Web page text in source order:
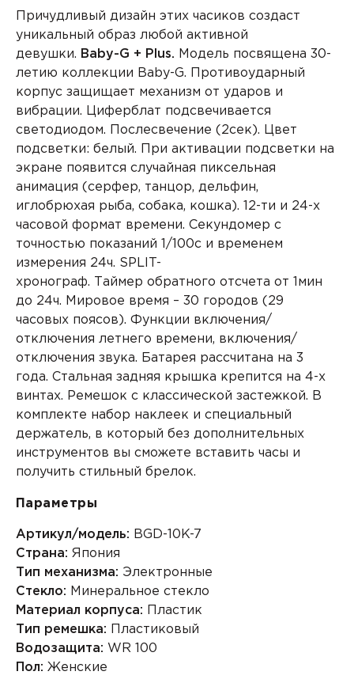
Причудливый дизайн этих часиков создаст
уникальный образ любой активной
девушки. Baby-G + Plus. Модель посвящена 30-
летию коллекции Baby-G.
Противоударный
корпус защищает механизм от ударов и
вибрации. Циферблат подсвечивается
светодиодом. Послесвечение (2сек). Цвет
подсветки: белый. При активации подсветки на
экране появится случайная пиксельная
анимация (серфер, танцор, дельфин,
иглобрюхая рыба, собака, кошка).
12-ти и 24-х
часовой формат времени. Секундомер с
точностью показаний 1/100с и временем
измерения 24ч. SPLIT-
хронограф.
Таймер обратного отсчета от 1мин
до 24ч. Мировое время – 30 городов (29
часовых поясов). Функции включения/
отключения летнего времени, включения/
отключения звука. Батарея рассчитана на 3
года. Стальная задняя крышка крепится на 4-х
винтах. Ремешок с классической застежкой. В
комплекте набор наклеек и специальный
держатель, в который без дополнительных
инструментов вы сможете вставить часы и
получить стильный брелок.
Параметры
Артикул/модель: BGD-10K-7
Страна: Япония
Тип механизма: Электронные
Стекло: Минеральное стекло
Материал корпуса: Пластик
Тип ремешка: Пластиковый
Водозащита: WR 100
Пол: Женские